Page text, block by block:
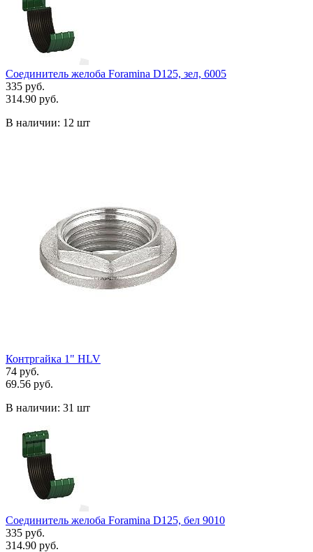
Соединитель желоба Foramina D125, зел, 6005
335 руб.
314.90 руб.
В наличии: 12 шт
Контргайка 1" HLV
74 руб.
69.56 руб.
В наличии: 31 шт
Соединитель желоба Foramina D125, бел 9010
335 руб.
314.90 руб.